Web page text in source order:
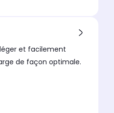
et facilement
de façon optimale.